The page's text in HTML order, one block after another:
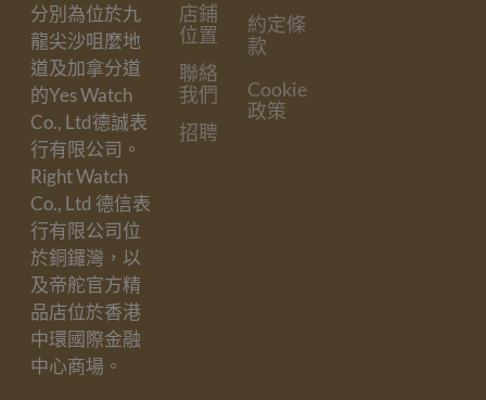
店鋪
位置
聯絡
我們
招聘
約定條
款
Cookie
政策
分別為位於九
龍尖沙咀麼地
道及加拿分道
的Yes Watch
Co., Ltd德誠表
行有限公司。
Right Watch
Co., Ltd 德信表
行有限公司位
於銅鑼灣，以
及帝舵官方精
品店位於香港
中環國際金融
中心商場。